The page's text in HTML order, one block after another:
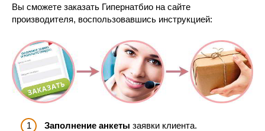
Вы сможете заказать Гипернатбио на сайте
производителя, воспользовавшись инструкцией:
Заполнение анкеты заявки клиента.